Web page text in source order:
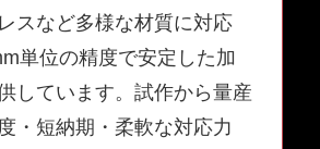
スなど多様な材質に対応
単位の精度で安定した加
しています。試作から量産
・短納期・柔軟な対応力